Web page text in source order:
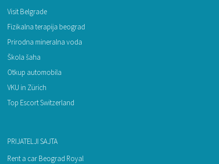
Visit Belgrade
Fizikalna terapija beograd
Prirodna mineralna voda
Škola šaha
Otkup automobila
VKU in Zürich
Top Escort Switzerland
PRIJATELJI SAJTA
Rent a car Beograd Royal